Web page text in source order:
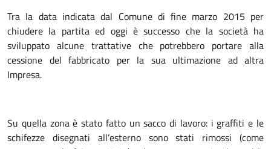
Tra la data indicata dal Comune di fine marzo 2015 per
chiudere la partita ed oggi è successo che la società ha
sviluppato alcune trattative che potrebbero portare alla
cessione del fabbricato per la sua ultimazione ad altra
Impresa.
Su quella zona è stato fatto un sacco di lavoro: i graffiti e le
schifezze disegnati all’esterno sono stati rimossi (come